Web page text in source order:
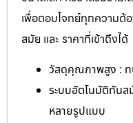
เพื่อตอบโจทย์ทุกความต้
สมัย และ ราคาที่เข้าถึงได้
วัสดุคุณภาพสูง : ท
ระบบอัตโนมัติทันส
หลายรูปแบบ